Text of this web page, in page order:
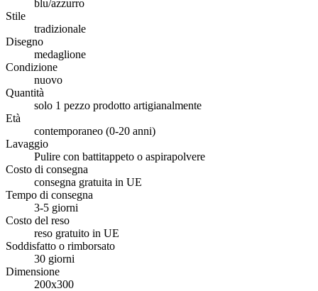
blu/azzurro
Stile
tradizionale
Disegno
medaglione
Condizione
nuovo
Quantità
solo 1 pezzo prodotto artigianalmente
Età
contemporaneo (0-20 anni)
Lavaggio
Pulire con battitappeto o aspirapolvere
Costo di consegna
consegna gratuita in UE
Tempo di consegna
3-5 giorni
Costo del reso
reso gratuito in UE
Soddisfatto o rimborsato
30 giorni
Dimensione
200x300